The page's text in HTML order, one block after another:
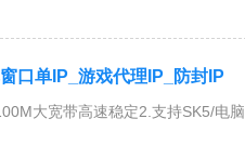
口单IP_游戏代理IP_防封IP
大宽带高速稳定2.支持SK5/电脑